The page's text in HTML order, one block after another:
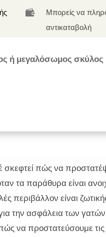

Μπορείς να
αντικαταβολή
ή μεγαλόσωμος σκύλος
σκεφτεί πώς να
τα παράθυρα είναι
περιβάλλον είναι
την ασφάλεια των
να προστατεύσουμε τις